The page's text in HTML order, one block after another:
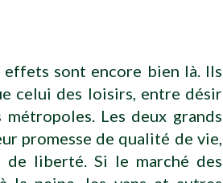
sont encore bien là. Ils
celui des loisirs, entre désir
Les deux grands
promesse de qualité de vie,
liberté. Si le marché des